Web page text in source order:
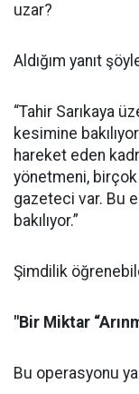
uzar?
Aldığım yanıt
“Tahir Sarıkaya
kesimine
hareket eden
yönetmeni,
gazeteci var. Bu
bakılıyor.”
Şimdilik
"Bir Miktar
Bu operasyonu